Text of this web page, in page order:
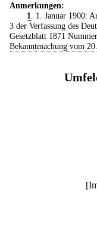
Anmerkungen:
1
. 1. Januar 1900:
3 der Verfassung des
Gesetzblatt 1871
Bekanntmachung vom
[